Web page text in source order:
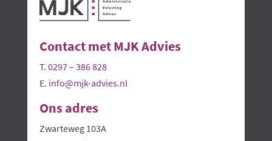
Contact met MJK Advies
T. 0297 – 386 828
E. info@mjk-advies.nl
Ons adres
Zwarteweg 103A